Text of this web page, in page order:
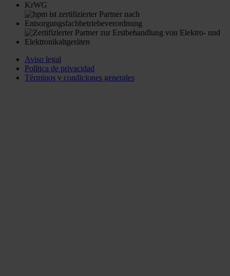
Aviso legal
Política de privacidad
Términos y condiciones generales